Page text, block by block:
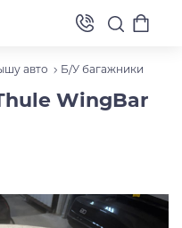
авто Б/У багажники
WingBar